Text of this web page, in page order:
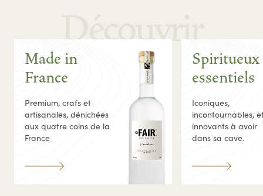
Découvrir
Made in
France
Premium, crafs et
artisanales, dénichées
aux quatre coins de la
France
Spiritueux
essentiels
Iconiques,
incontournables,
innovants à avoir
dans sa cave.